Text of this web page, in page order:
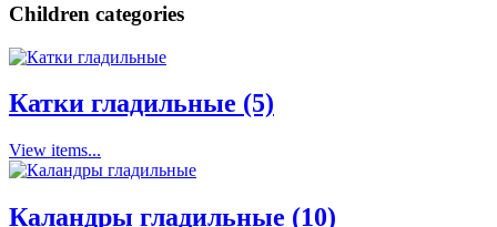
Children categories
Катки гладильные (5)
View items...
Каландры гладильные (10)